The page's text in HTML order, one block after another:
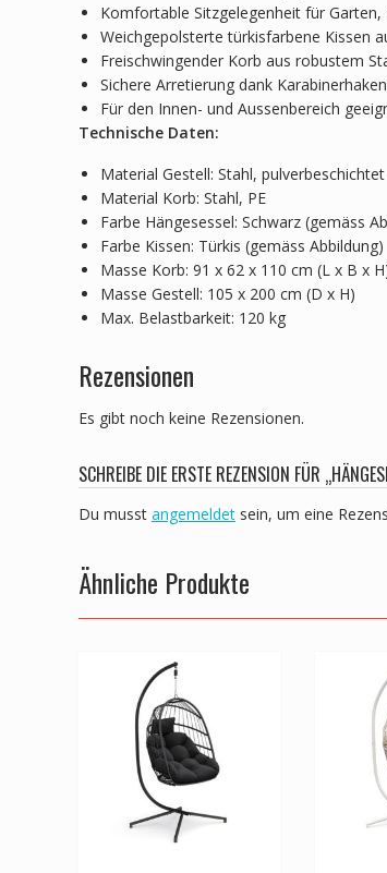
Komfortable Sitzgelegenheit für
Weichgepolsterte türkisfarbene Kissen
Freischwingender Korb aus robustem
Sichere Arretierung dank Karabinerhaken
Für den Innen- und Aussenbereich
Technische Daten:
Material Gestell: Stahl, pulverbeschichtet
Material Korb: Stahl, PE
Farbe Hängesessel: Schwarz (gemäss
Farbe Kissen: Türkis (gemäss Abbildung)
Masse Korb: 91 x 62 x 110 cm (L x B x
Masse Gestell: 105 x 200 cm (D x H)
Max. Belastbarkeit: 120 kg
Rezensionen
Es gibt noch keine Rezensionen.
SCHREIBE DIE ERSTE REZENSION FÜR
Du musst angemeldet sein, um eine
Ähnliche Produkte